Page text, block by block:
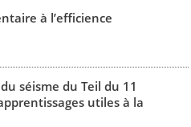
à l’efficience
séisme du Teil du 11
utiles à la